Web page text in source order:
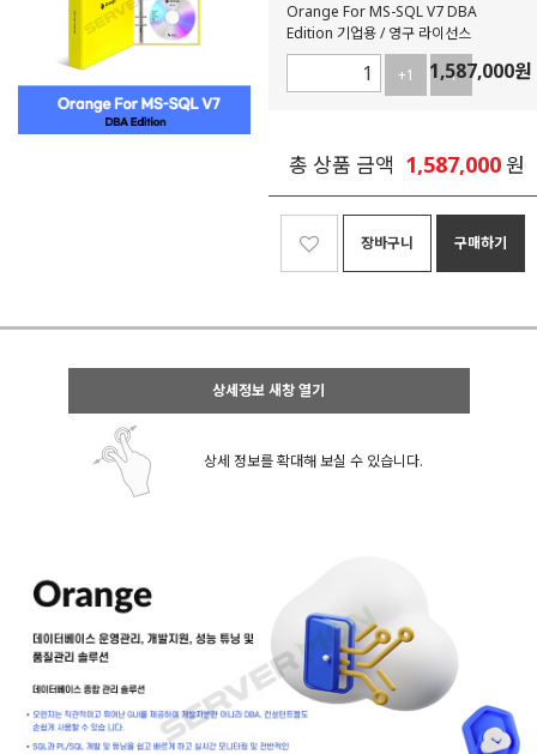
Orange For MS-SQL V7 DBA
Edition 기업용 / 영구 라이선스
+1 -1
1,587,000원
총 상품 금액 1,587,000원
장바구니 구매하기
상세정보 새창 열기
상세 정보를 확대해 보실 수 있습니다.